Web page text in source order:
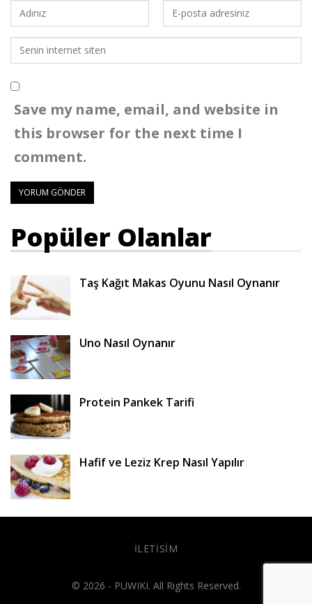
Save my name, email, and website in
this browser for the next time I
comment.
Popüler Olanlar
Taş Kağıt Makas Oyunu Nasıl Oynanır
Uno Nasıl Oynanır
Protein Pankek Tarifi
Hafif ve Leziz Krep Nasıl Yapılır
İLETISIM
© 2026 - PUWIKI. All Rights Reserved.